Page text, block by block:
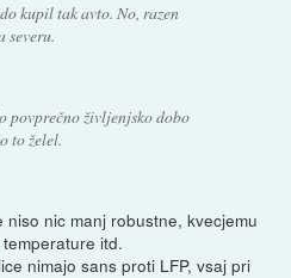
kupil tak avto. No, razen
severu.
povprečno življenjsko dobo
to želel.
nic manj robustne, kvecjemu
itd.
nimajo sans proti LFP, vsaj pri